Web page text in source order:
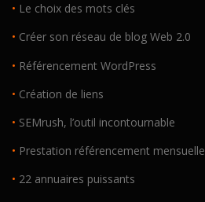
• Le choix des mots clés
• Créer son réseau de blog Web 2.0
• Référencement WordPress
• Création de liens
• SEMrush, l’outil incontournable
• Prestation référencement mensuelle
• 22 annuaires puissants